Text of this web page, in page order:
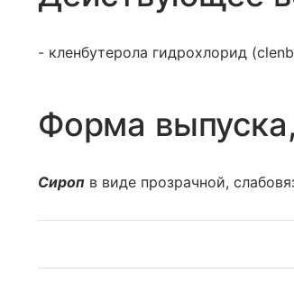
- кленбутерола гидрохлорид
Форма
Сироп в виде прозрачной,